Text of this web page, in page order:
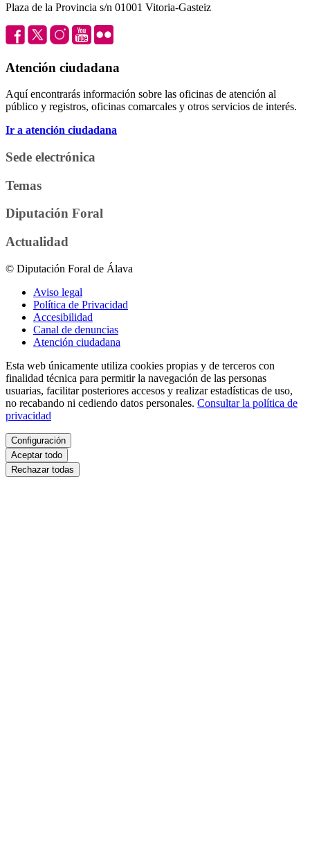
Plaza de la Provincia s/n 01001 Vitoria-Gasteiz
Atención ciudadana
Aquí encontrarás información sobre las oficinas de atención al
público y registros, oficinas comarcales y otros servicios de interés.
Ir a atención ciudadana
Sede electrónica
Temas
Diputación Foral
Actualidad
© Diputación Foral de Álava
Aviso legal
Política de Privacidad
Accesibilidad
Canal de denuncias
Atención ciudadana
Esta web únicamente utiliza cookies propias y de terceros con
finalidad técnica para permitir la navegación de las personas
usuarias, facilitar posteriores accesos y realizar estadísticas de uso,
no recabando ni cediendo datos personales. Consultar la política de
privacidad
Configuración
Aceptar todo
Rechazar todas